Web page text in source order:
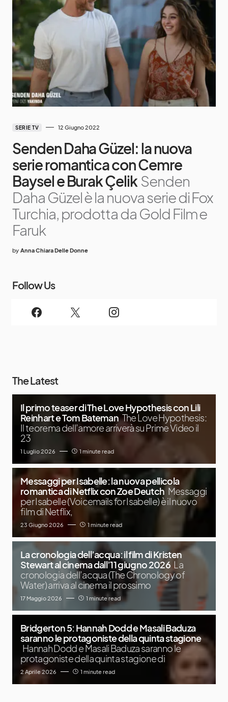
SERIE TV 12 Giugno 2022
Senden Daha Güzel: la nuova
serie romantica con Cemre
Baysel e Burak Çelik Senden
Daha Güzel è la nuova serie di Fox
Turchia, prodotta da Gold Film e
Faruk
by Anna Chiara Delle Donne
Follow Us
The Latest
Il primo teaser di The Love Hypothesis con Lili
Reinhart e Tom Bateman The Love Hypothesis:
Il teorema dell’amore arriverà su Prime Video il
23
1 Luglio 2026 1 minute read
Messaggi per Isabelle: la nuova pellicola
romantica di Netflix con Zoe Deutch Messaggi
per Isabelle (Voicemails for Isabelle) è il nuovo
film di Netflix,
23 Giugno 2026 1 minute read
La cronologia dell’acqua: il film di Kristen
Stewart al cinema dall’11 giugno 2026 La
cronologia dell’acqua (The Chronology of
Water) arriva al cinema il prossimo
17 Maggio 2026 1 minute read
Bridgerton 5: Hannah Dodd e Masali Baduza
saranno le protagoniste della quinta stagione
Hannah Dodd e Masali Baduza saranno le
protagoniste della quinta stagione di
2 Aprile 2026 1 minute read